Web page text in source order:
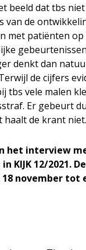
beeld dat tbs
van de
met patiënten
denkt dan
de cijfers
tbs vele malen
Er gebeurt
haalt de krant
het interview
KIJK 12/2021.
november tot